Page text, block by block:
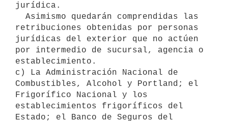
jurídica.
retribuciones obtenidas por personas
jurídicas del exterior que no actúen
por intermedio de sucursal, agencia o
establecimiento.
c) La Administración Nacional de
Combustibles, Alcohol y Portland; el
Frigorífico Nacional y los
establecimientos frigoríficos del
Estado; el Banco de Seguros del